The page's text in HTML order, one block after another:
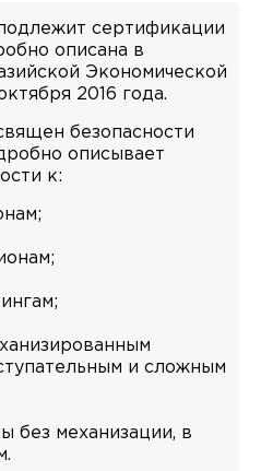
сертификации
описана в
Экономической
2016 года.
безопасности
описывает
к:
и сложным
без механизации, в